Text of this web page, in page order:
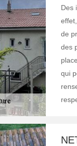
Des
de
des
qui